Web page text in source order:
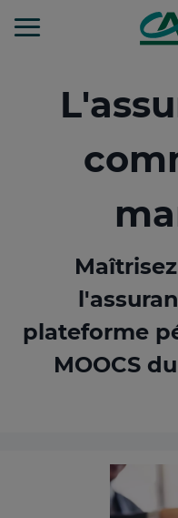
au
plateforme
MOOCS